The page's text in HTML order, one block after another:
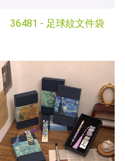
36481 - 足球紋文件袋